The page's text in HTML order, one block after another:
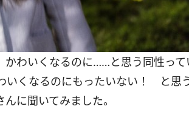
かわいくなるのに……と思う同性って
いくなるのにもったいない！ と思
に聞いてみました。